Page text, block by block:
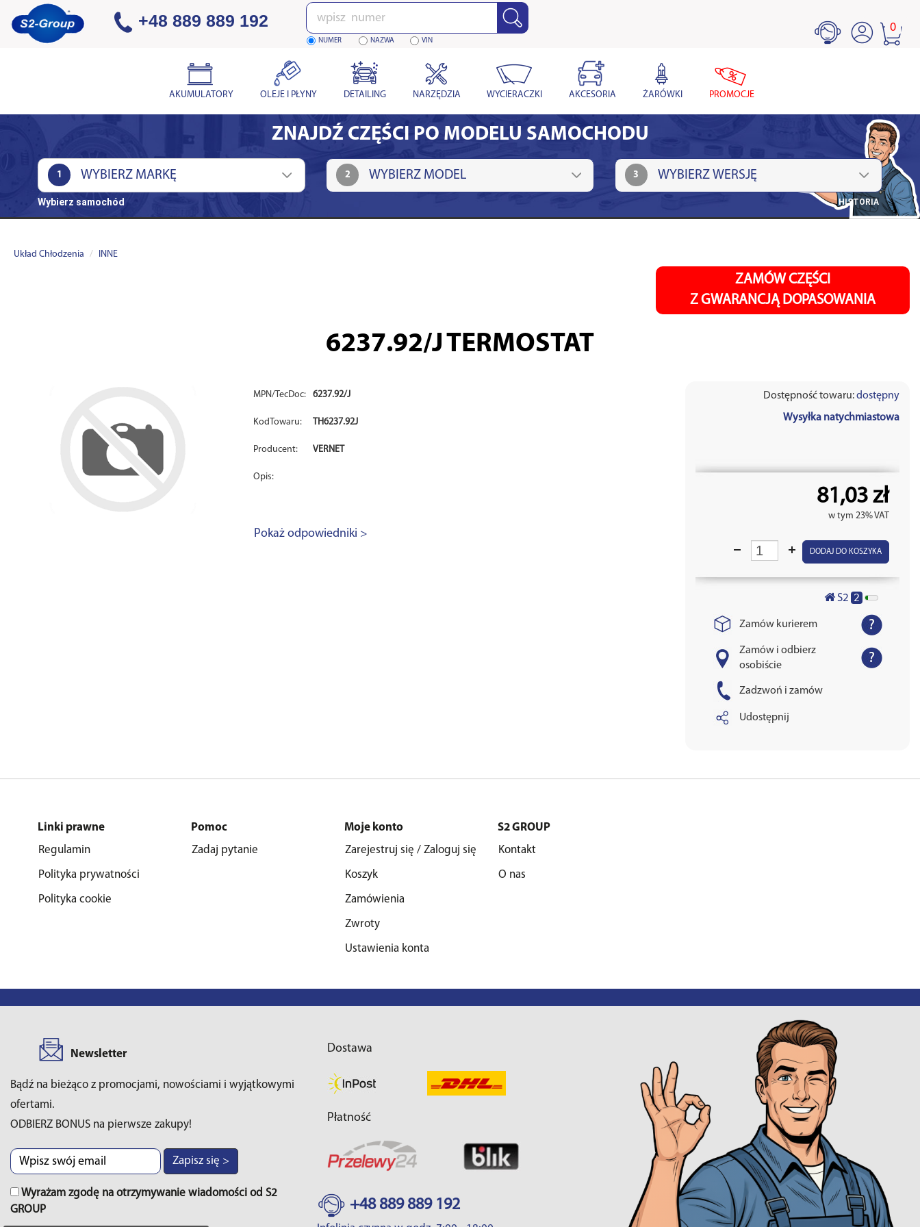
+48 889 889 192 Wpisz
numer
NUMER NAZWA VIN
0
AKUMULATORY OLEJE I PŁYNY DETAILING NARZĘDZIA WYCIERACZKI AKCESORIA ŻARÓWKI PROMOCJE
ZNAJDŹ CZĘŚCI PO MODELU SAMOCHODU
1 2 3
Wybierz samochód HISTORIA
Układ Chłodzenia INNE
ZAMÓW CZĘŚCI
Z GWARANCJĄ DOPASOWANIA
6237.92/JTERMOSTAT
MPN/TecDoc: 6237.92/J
KodTowaru: TH6237.92J
Producent: VERNET
Opis:
Pokaż odpowiedniki >
Dostępność towaru:dostępny
Wysyłka natychmiastowa
81,03 zł
w tym 23% VAT
DODAJ DO KOSZYKA
S2 2
Zamów kurierem
Zamów i odbierz
osobiście
Zadzwoń i zamów
Udostępnij
Linki prawne
Regulamin
Polityka prywatności
Polityka cookie
Pomoc
Zadaj pytanie
Moje konto
Zarejestruj się / Zaloguj się
Koszyk
Zamówienia
Zwroty
Ustawienia konta
S2 GROUP
Kontakt
O nas
Newsletter
Bądź na bieżąco z promocjami, nowościami i wyjątkowymi
ofertami.
ODBIERZ BONUS na pierwsze zakupy!
Zapisz się >
Wyrażam zgodę na otrzymywanie wiadomości od S2
GROUP
Dostawa
Płatność
+48 889 889 192